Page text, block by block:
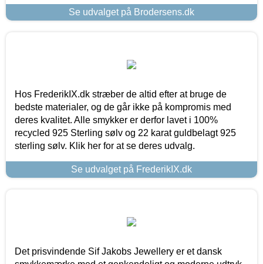
Se udvalget på Brodersens.dk
Hos FrederikIX.dk stræber de altid efter at bruge de
bedste materialer, og de går ikke på kompromis med
deres kvalitet. Alle smykker er derfor lavet i 100%
recycled 925 Sterling sølv og 22 karat guldbelagt 925
sterling sølv. Klik her for at se deres udvalg.
Se udvalget på FrederikIX.dk
Det prisvindende Sif Jakobs Jewellery er et dansk